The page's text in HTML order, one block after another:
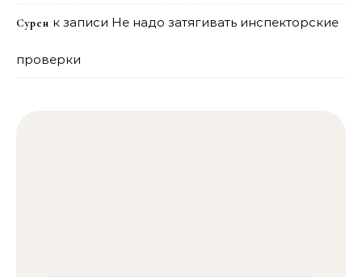
Сурен к записи Не надо затягивать инспекторские
проверки